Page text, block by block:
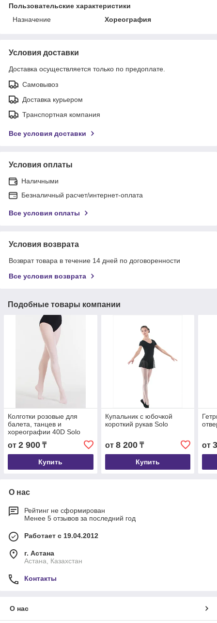
Пользовательские характеристики
Назначение
Хореография
Условия доставки
Доставка осуществляется только по предоплате.
Самовывоз
Доставка курьером
Транспортная компания
Все условия доставки
Условия оплаты
Наличными
Безналичный расчет/интернет-оплата
Все условия оплаты
Условия возврата
Возврат товара в течение 14 дней по договоренности
Все условия возврата
Подобные товары компании
Колготки розовые для
балета, танцев и
хореографии 40D Solo
от 2 900 ₸
Купить
Купальник с юбочкой
короткий рукав Solo
от 8 200₸
Купить
от
О нас
Рейтинг не сформирован
Менее 5 отзывов за последний год
Работает с 19.04.2012
г. Астана
Астана, Казахстан
Контакты
О нас